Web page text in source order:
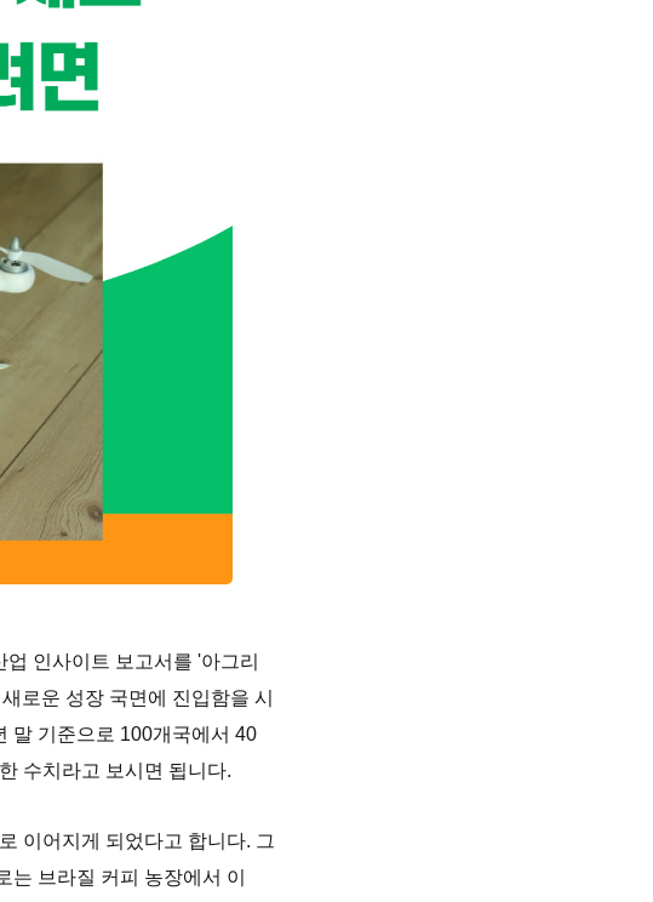
인사이트 보고서를 '아그리
로운 성장 국면에 진입함을 시
말 기준으로 100개국에서 40
수치라고 보시면 됩니다.
이어지게 되었다고 합니다. 그
브라질 커피 농장에서 이